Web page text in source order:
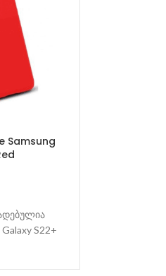
Samsung
S22+